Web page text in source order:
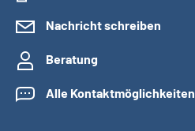
Nachricht schreiben
Beratung
Alle Kontaktmöglichkeiten